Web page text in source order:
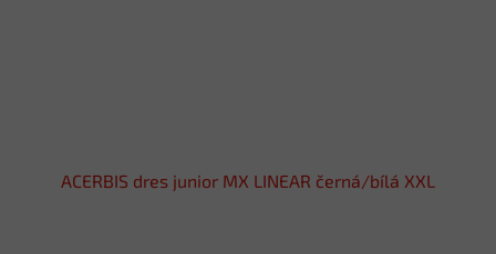
ACERBIS dres junior MX LINEAR černá/bílá XXL